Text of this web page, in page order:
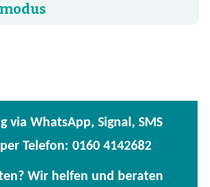
via WhatsApp, Signal, SMS
Telefon: 0160 4142682
Wir helfen und beraten